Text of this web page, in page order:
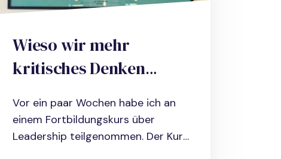
Wieso wir mehr
kritisches Denken
die hierfür notwendigen
Fähigkeiten in
Vor ein paar Wochen habe ich an
einem Fortbildungskurs über
Leadership teilgenommen. Der Kurs